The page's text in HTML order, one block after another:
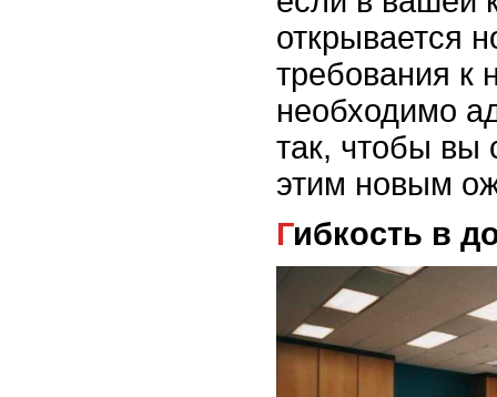
открывается
требования к
необходимо
так, чтобы вы
этим новым
Гибкость в